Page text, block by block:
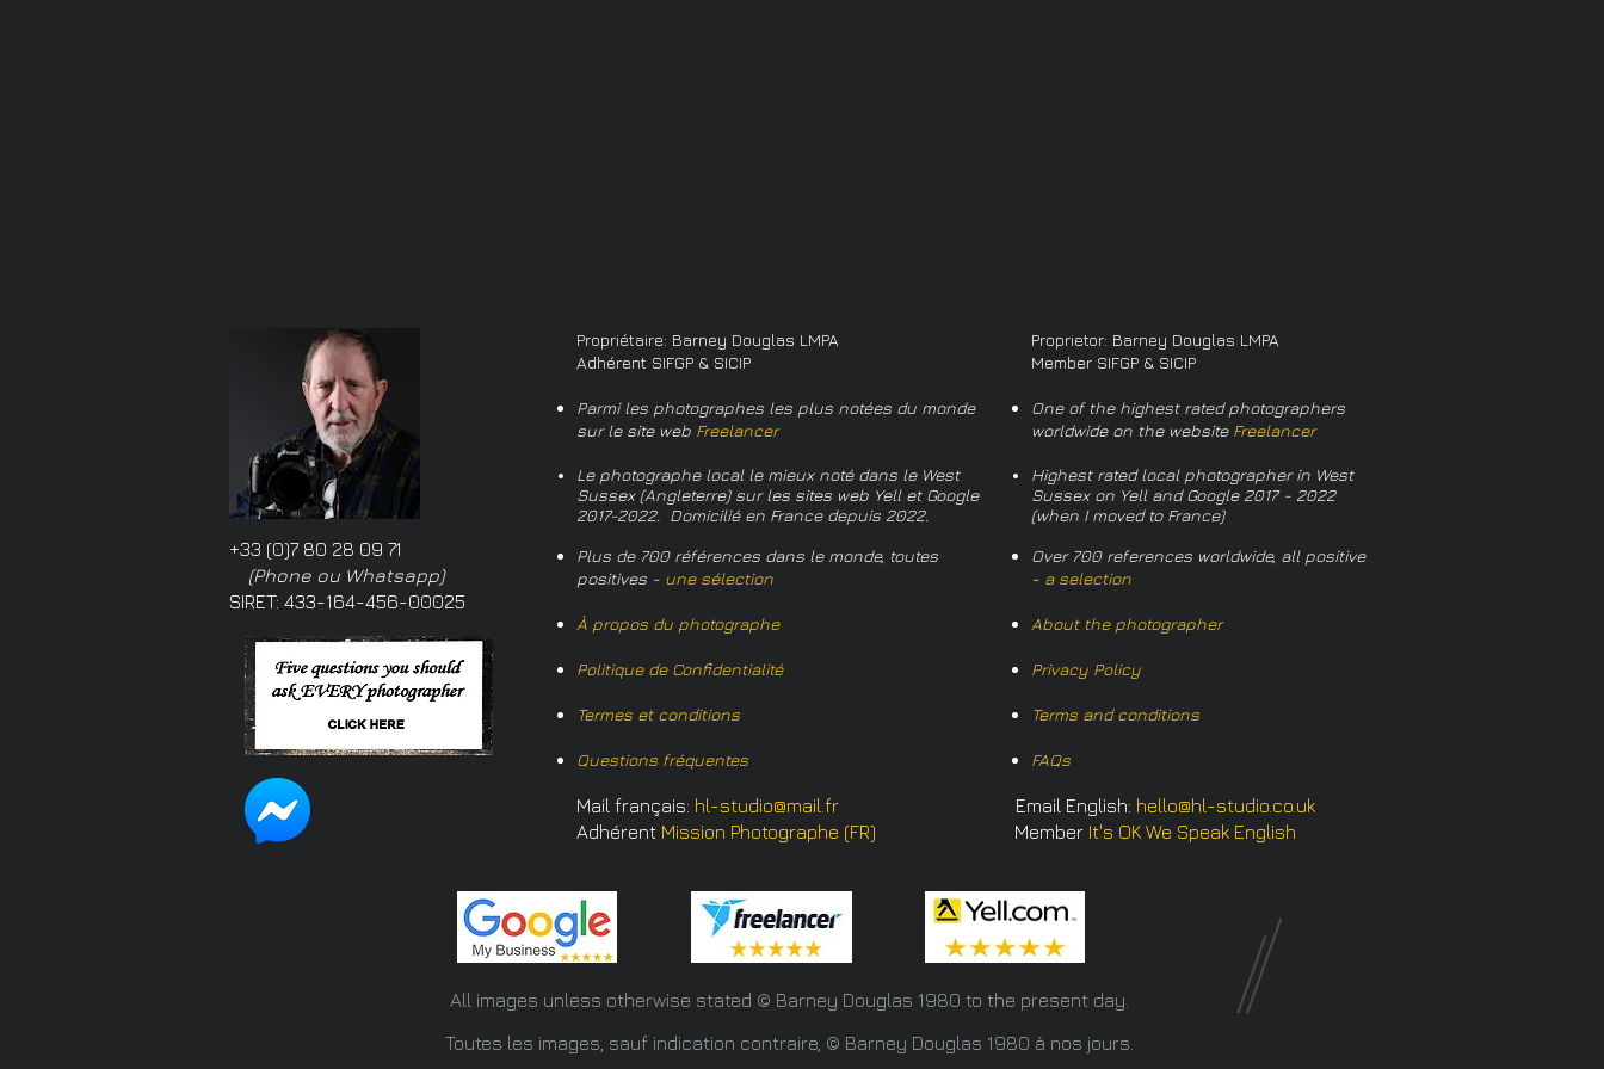
+33 (0)7 80 28 09 71
(Phone ou Whatsapp)
SIRET: 433-164-456-00025
Propriétaire: Barney Douglas LMPA
Adhérent SIFGP & SICIP
Parmi les photographes les plus notées du monde
sur le site web Freelancer
Le photographe local le mieux noté dans le West
Sussex (Angleterre) sur les sites web Yell et Google
2017-2022. Domicilié en France depuis 2022.
Plus de 700 références dans le monde, toutes
positives - une sélection
À propos du photographe
Politique de Confidentialité
Termes et conditions
Questions fréquentes
Proprietor: Barney Douglas LMPA
Member SIFGP & SICIP
One of the highest rated photographers
worldwide on the website Freelancer
Highest rated local photographer in West
Sussex on Yell and Google 2017 - 2022
(when I moved to France)
Over 700 references worldwide, all positive
- a selection
About the photographer
Privacy Policy
Terms and conditions
FAQs
Mail français: hl-studio@mail.fr Email English: hello@hl-studio.co.uk
Adhérent Mission Photographe (FR) Member It's OK We Speak English
All images unless otherwise stated © Barney Douglas 1980 to the present day.
Toutes les images, sauf indication contraire, © Barney Douglas 1980 à nos jours.